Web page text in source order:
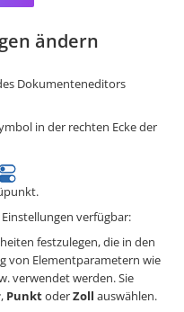
ändern
Dokumenteneditors
in der rechten Ecke der
verfügbar:
festzulegen, die in den
von Elementparametern wie
verwendet werden. Sie
, PunktoderZoll auswählen.